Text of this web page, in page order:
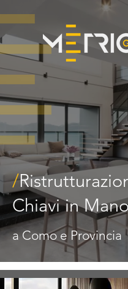
Richiedi un
/
Chiavi in
a Como e Provincia